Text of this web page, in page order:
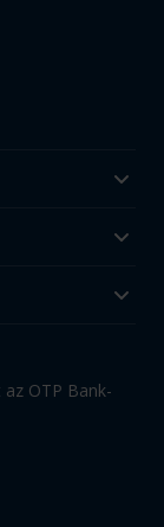
OTP Bank-